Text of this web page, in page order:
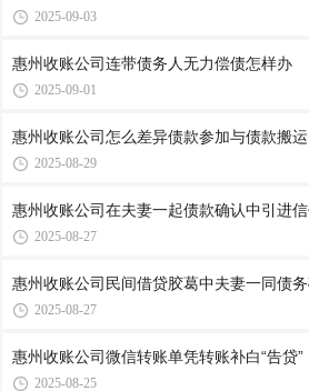
2025-09-03
惠州收账公司​连带债务人无力偿债怎样办
2025-09-01
惠州收账公司​怎么差异债款参加与债款搬运
2025-08-29
惠州收账公司​在夫妻一起债款确认中引进
2025-08-27
惠州收账公司​民间借贷胶葛中夫妻一同债
2025-08-27
惠州收账公司​微信转账单凭转账补白“告贷”
2025-08-25